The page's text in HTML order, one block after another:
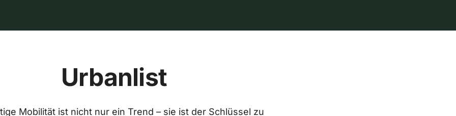
Urbanlist
Mobilität ist nicht nur ein Trend – sie ist der Schlüssel zu